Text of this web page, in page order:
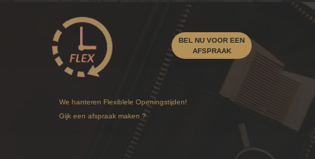
We hanteren Flexiblele Openingstijden!
Gijk een afspraak maken ?
BEL NU VOOR EEN
AFSPRAAK